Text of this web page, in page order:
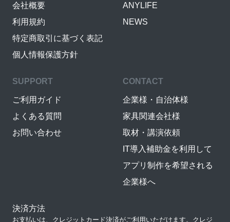
会社概要
利用規約
特定商取引に基づく表記
個人情報保護方針
ANYLIFE
NEWS
SUPPORT
ご利用ガイド
よくある質問
お問い合わせ
CONTACT
企業様・自治体様
家具関連会社様
取材・講演依頼
IT導入補助金を利用して
アプリ制作を希望される
企業様へ
決済方法
お支払いは、クレジットカード決済がご利用いただけます。クレジ